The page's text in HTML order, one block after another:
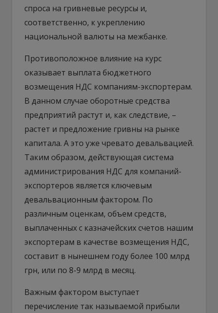
спроса на гривневые ресурсы и,
соответственно, к укреплению
национальной валюты на межбанке.
Противоположное влияние на курс
оказывает выплата бюджетного
возмещения НДС компаниям-экспортерам.
В данном случае оборотные средства
предприятий растут и, как следствие, –
растет и предложение гривны на рынке
капитала. А это уже чревато девальвацией.
Таким образом, действующая система
администрирования НДС для компаний-
экспортеров является ключевым
девальвационным фактором. По
различным оценкам, объем средств,
выплаченных с казначейских счетов нашим
экспортерам в качестве возмещения НДС,
составит в нынешнем году более 100 млрд
грн, или по 8-9 млрд в месяц.
Важным фактором выступает
перечисление так называемой прибыли